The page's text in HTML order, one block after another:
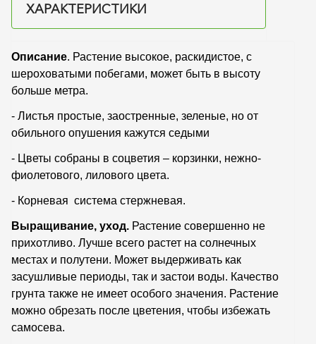
ХАРАКТЕРИСТИКИ
Описание. Растение высокое, раскидистое, с
шероховатыми побегами, может быть в высоту
больше метра.
- Листья простые, заостренные, зеленые, но от
обильного опушения кажутся седыми
- Цветы собраны в соцветия – корзинки, нежно-
фиолетового, лилового цвета.
- Корневая система стержневая.
Выращивание, уход. Растение совершенно не
прихотливо. Лучше всего растет на солнечных
местах и полутени. Может выдерживать как
засушливые периоды, так и застои воды. Качество
грунта также не имеет особого значения. Растение
можно обрезать после цветения, чтобы избежать
самосева.